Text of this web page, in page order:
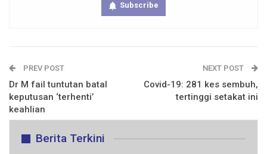
Subscribe
PREV POST
Dr M fail tuntutan batal
keputusan ‘terhenti’
keahlian
NEXT POST
Covid-19: 281 kes sembuh,
tertinggi setakat ini
Berita Terkini